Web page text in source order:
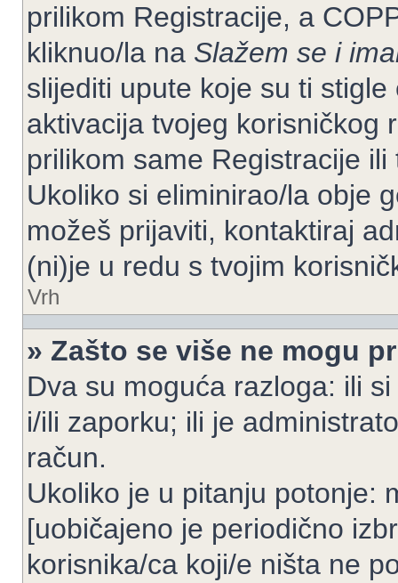
prilikom Registracije, a
kliknuo/la na Slažem se i
slijediti upute koje su ti
aktivacija tvojeg korisničkog
prilikom same Registracije
Ukoliko si eliminirao/la obje
možeš prijaviti, kontaktiraj
(ni)je u redu s tvojim
Vrh
» Zašto se više ne mogu
Dva su moguća razloga: ili
i/ili zaporku; ili je
račun.
Ukoliko je u pitanju potonje:
[uobičajeno je periodično
korisnika/ca koji/e ništa ne